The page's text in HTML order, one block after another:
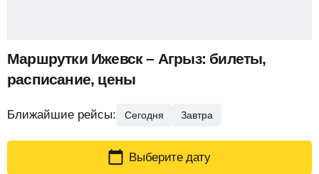
Маршрутки Ижевск – Агрыз: билеты,
расписание, цены
Ближайшие рейсы: Сегодня Завтра
Выберите дату